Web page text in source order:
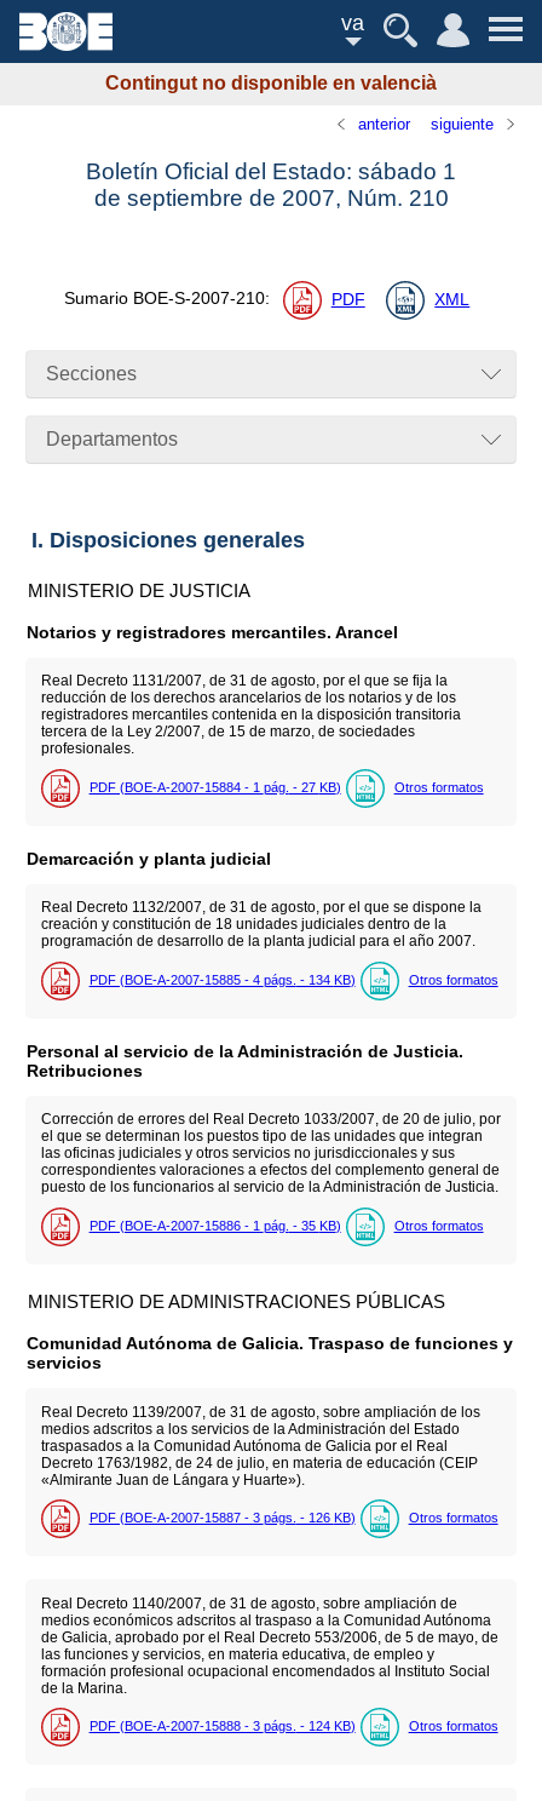
va
Contingut no disponible en valencià
anterior siguiente
Boletín Oficial del Estado: sábado 1
de septiembre de 2007, Núm. 210
Sumario BOE-S-2007-210: PDF XML
Secciones
Departamentos
I. Disposiciones generales
MINISTERIO DE JUSTICIA
Notarios y registradores mercantiles. Arancel
Real Decreto 1131/2007, de 31 de agosto, por el que se fija la
reducción de los derechos arancelarios de los notarios y de los
registradores mercantiles contenida en la disposición transitoria
tercera de la Ley 2/2007, de 15 de marzo, de sociedades
profesionales.
PDF (BOE-A-2007-15884 - 1 pág. - 27 KB) Otros formatos
Demarcación y planta judicial
Real Decreto 1132/2007, de 31 de agosto, por el que se dispone la
creación y constitución de 18 unidades judiciales dentro de la
programación de desarrollo de la planta judicial para el año 2007.
PDF (BOE-A-2007-15885 - 4 págs. - 134 KB) Otros formatos
Personal al servicio de la Administración de Justicia.
Retribuciones
Corrección de errores del Real Decreto 1033/2007, de 20 de julio, por
el que se determinan los puestos tipo de las unidades que integran
las oficinas judiciales y otros servicios no jurisdiccionales y sus
correspondientes valoraciones a efectos del complemento general de
puesto de los funcionarios al servicio de la Administración de Justicia.
PDF (BOE-A-2007-15886 - 1 pág. - 35 KB) Otros formatos
MINISTERIO DE ADMINISTRACIONES PÚBLICAS
Comunidad Autónoma de Galicia. Traspaso de funciones y
servicios
Real Decreto 1139/2007, de 31 de agosto, sobre ampliación de los
medios adscritos a los servicios de la Administración del Estado
traspasados a la Comunidad Autónoma de Galicia por el Real
Decreto 1763/1982, de 24 de julio, en materia de educación (CEIP
«Almirante Juan de Lángara y Huarte»).
PDF (BOE-A-2007-15887 - 3 págs. - 126 KB) Otros formatos
Real Decreto 1140/2007, de 31 de agosto, sobre ampliación de
medios económicos adscritos al traspaso a la Comunidad Autónoma
de Galicia, aprobado por el Real Decreto 553/2006, de 5 de mayo, de
las funciones y servicios, en materia educativa, de empleo y
formación profesional ocupacional encomendados al Instituto Social
de la Marina.
PDF (BOE-A-2007-15888 - 3 págs. - 124 KB) Otros formatos